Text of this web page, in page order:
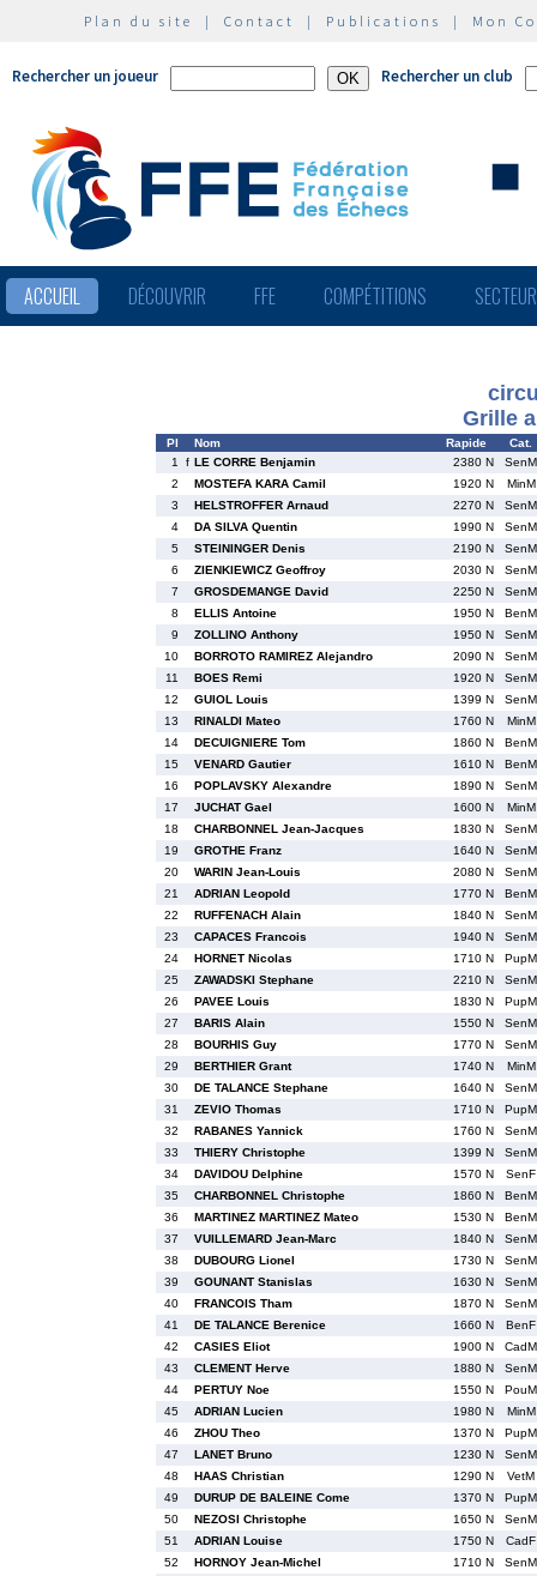
Plan du site | Contact | Publications | Mon
Rechercher un joueur Rechercher un club
ACCUEIL DÉCOUVRIR FFE COMPÉTITIONS
Grille
Pl Nom Rapide
Cat.
1
f LE CORRE Benjamin 2380 N
SenM
2
MOSTEFA KARA Camil 1920 N
MinM
3
HELSTROFFER Arnaud 2270 N
SenM
4
DA SILVA Quentin 1990 N
SenM
5
STEININGER Denis 2190 N
SenM
6
ZIENKIEWICZ Geoffroy 2030 N
SenM
7
GROSDEMANGE David 2250 N
SenM
8
ELLIS Antoine 1950 N
BenM
9
ZOLLINO Anthony 1950 N
SenM
10
BORROTO RAMIREZ Alejandro 2090 N
SenM
11
BOES Remi 1920 N
SenM
12
GUIOL Louis 1399 N
SenM
13
RINALDI Mateo 1760 N
MinM
14
DECUIGNIERE Tom 1860 N
BenM
15
VENARD Gautier 1610 N
BenM
16
POPLAVSKY Alexandre 1890 N
SenM
17
JUCHAT Gael 1600 N
MinM
18
CHARBONNEL Jean-Jacques 1830 N
SenM
19
GROTHE Franz 1640 N
SenM
20
WARIN Jean-Louis 2080 N
SenM
21
ADRIAN Leopold 1770 N
BenM
22
RUFFENACH Alain 1840 N
SenM
23
CAPACES Francois 1940 N
SenM
24
HORNET Nicolas 1710 N
PupM
25
ZAWADSKI Stephane 2210 N
SenM
26
PAVEE Louis 1830 N
PupM
27
BARIS Alain 1550 N
SenM
28
BOURHIS Guy 1770 N
SenM
29
BERTHIER Grant 1740 N
MinM
30
DE TALANCE Stephane 1640 N
SenM
31
ZEVIO Thomas 1710 N
PupM
32
RABANES Yannick 1760 N
SenM
33
THIERY Christophe 1399 N
SenM
34
DAVIDOU Delphine 1570 N
SenF
35
CHARBONNEL Christophe 1860 N
BenM
36
MARTINEZ MARTINEZ Mateo 1530 N
BenM
37
VUILLEMARD Jean-Marc 1840 N
SenM
38
DUBOURG Lionel 1730 N
SenM
39
GOUNANT Stanislas 1630 N
SenM
40
FRANCOIS Tham 1870 N
SenM
41
DE TALANCE Berenice 1660 N
BenF
42
CASIES Eliot 1900 N
CadM
43
CLEMENT Herve 1880 N
SenM
44
PERTUY Noe 1550 N
PouM
45
ADRIAN Lucien 1980 N
MinM
46
ZHOU Theo 1370 N
PupM
47
LANET Bruno 1230 N
SenM
48
HAAS Christian 1290 N
VetM
49
DURUP DE BALEINE Come 1370 N
PupM
50
NEZOSI Christophe 1650 N
SenM
51
ADRIAN Louise 1750 N
CadF
52
HORNOY Jean-Michel 1710 N
SenM